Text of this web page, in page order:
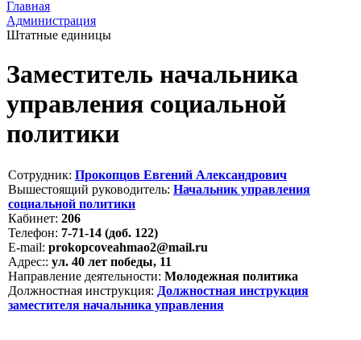
Главная
Администрация
Штатные единицы
Заместитель начальника
управления социальной
политики
Сотрудник: Прокопцов Евгений Александрович
Вышестоящий руководитель: Начальник управления
социальной политики
Кабинет: 206
Телефон: 7-71-14 (доб. 122)
E-mail: prokopcoveahmao2@mail.ru
Адрес:: ул. 40 лет победы, 11
Направление деятельности: Молодежная политика
Должностная инструкция: Должностная инструкция
заместителя начальника управления